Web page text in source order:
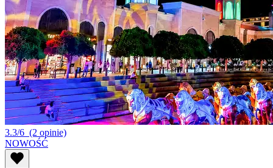
3.3/6 (2 opinie)
NOWOŚĆ